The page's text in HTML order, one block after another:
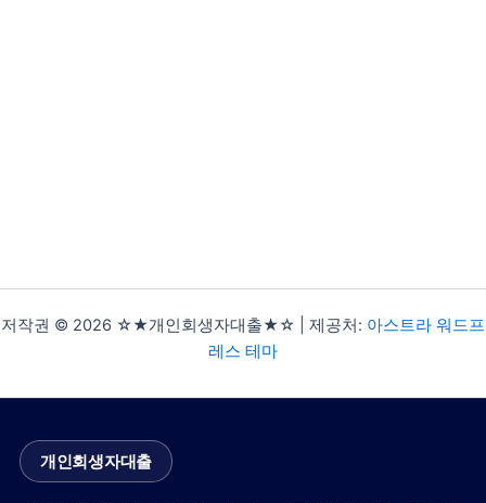
저작권 © 2026 ☆★개인회생자대출★☆ | 제공처: 아스트라 워드프
레스 테마
개인회생자대출